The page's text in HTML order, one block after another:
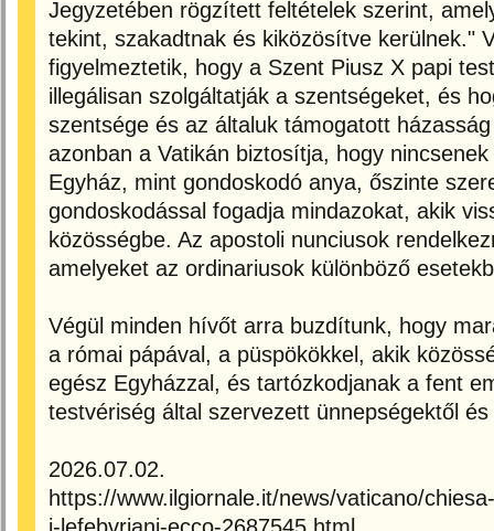
Jegyzetében rögzített feltételek szerint,
tekint, szakadtnak és kiközösítve kerülnek."
figyelmeztetik, hogy a Szent Piusz X papi
illegálisan szolgáltatják a szentségeket, és
szentsége és az általuk támogatott
azonban a Vatikán biztosítja, hogy
Egyház, mint gondoskodó anya, őszinte
gondoskodással fogadja mindazokat, akik
közösségbe. Az apostoli nunciusok
amelyeket az ordinariusok különböző
Végül minden hívőt arra buzdítunk, hogy
a római pápával, a püspökökkel, akik
egész Egyházzal, és tartózkodjanak a fent
testvériség által szervezett ünnepségektől
2026.07.02.
https://www.ilgiornale.it/news/vaticano/